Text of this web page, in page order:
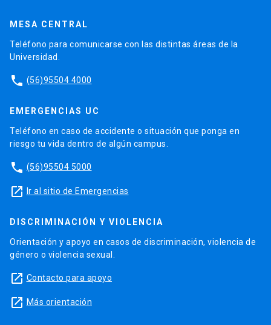
MESA CENTRAL
Teléfono para comunicarse con las distintas áreas de la
Universidad.
phone (56)95504 4000
EMERGENCIAS UC
Teléfono en caso de accidente o situación que ponga en
riesgo tu vida dentro de algún campus.
phone (56)95504 5000
launch Ir al sitio de Emergencias
DISCRIMINACIÓN Y VIOLENCIA
Orientación y apoyo en casos de discriminación, violencia de
género o violencia sexual.
launch Contacto para apoyo
launch Más orientación